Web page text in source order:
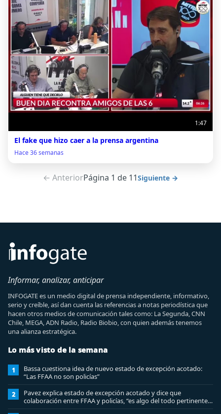
1:47
El fake que hizo caer a la prensa argentina
Hace 36 semanas
← AnteriorPágina 1 de 11Siguiente →
Informar, analizar, anticipar
INFOGATE es un medio digital de prensa independiente, informativo,
serio y creíble, así dan cuenta las referencias a notas periodística que
hacen otros medios de comunicación tales como: La Segunda, CNN
Chile, MEGA, ADN Radio, Radio Biobio, con quien además tenemos
una alianza estratégica.
Lo más visto de la semana
1
Bassa cuestiona idea de nuevo estado de excepción acotado:
“Las FFAA no son policías”
2
Pavez explica estado de excepción acotado y dice que
colaboración entre FFAA y policías, “es algo del todo pertinente
analizar”